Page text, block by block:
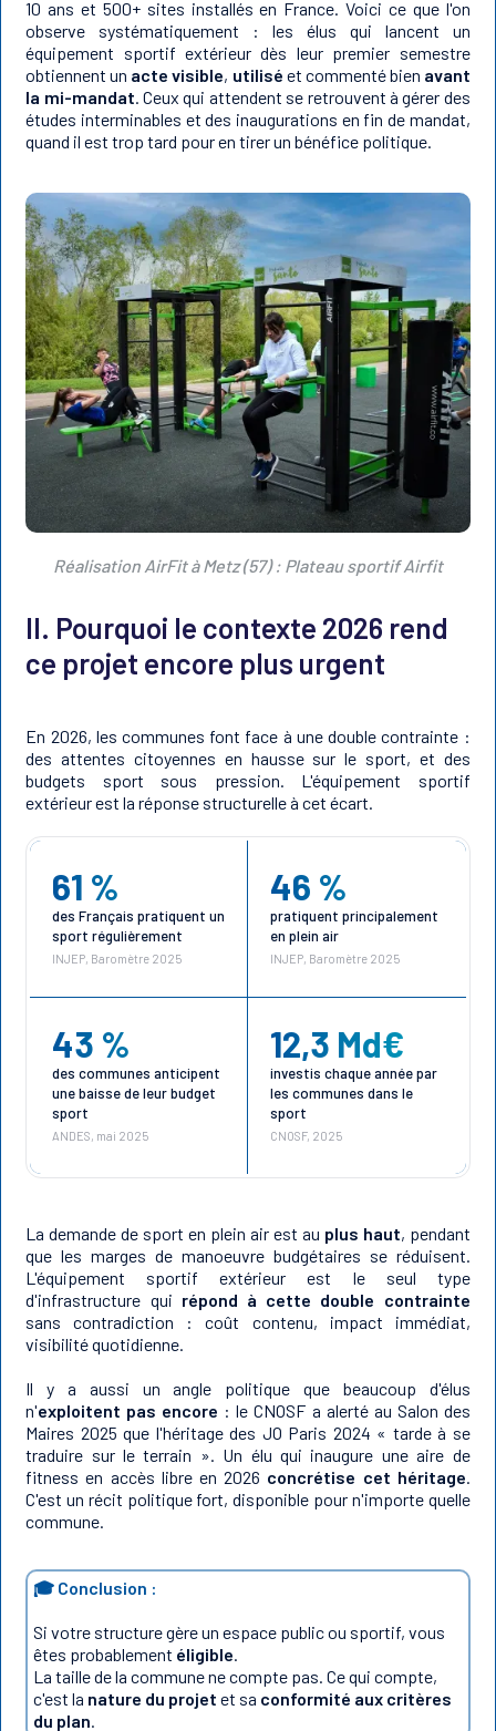
10 ans et 500+ sites installés en France. Voici ce que l'on
observe systématiquement : les élus qui lancent un
équipement sportif extérieur dès leur premier semestre
obtiennent un acte visible, utilisé et commenté bien avant
la mi-mandat. Ceux qui attendent se retrouvent à gérer des
études interminables et des inaugurations en fin de mandat,
quand il est trop tard pour en tirer un bénéfice politique.
Réalisation AirFit à Metz (57) : Plateau sportif Airfit
II. Pourquoi le contexte 2026 rend
ce projet encore plus urgent
En 2026, les communes font face à une double contrainte :
des attentes citoyennes en hausse sur le sport, et des
budgets sport sous pression. L'équipement sportif
extérieur est la réponse structurelle à cet écart.
61 %
des Français pratiquent un
sport régulièrement
INJEP, Baromètre 2025
46 %
pratiquent principalement
en plein air
INJEP, Baromètre 2025
43 %
des communes anticipent
une baisse de leur budget
sport
ANDES, mai 2025
12,3 Md€
investis chaque année par
les communes dans le
sport
CNOSF, 2025
La demande de sport en plein air est au plus haut, pendant
que les marges de manoeuvre budgétaires se réduisent.
L'équipement sportif extérieur est le seul type
d'infrastructure qui répond à cette double contrainte
sans contradiction : coût contenu, impact immédiat,
visibilité quotidienne.
Il y a aussi un angle politique que beaucoup d'élus
n'exploitent pas encore : le CNOSF a alerté au Salon des
Maires 2025 que l'héritage des JO Paris 2024 « tarde à se
traduire sur le terrain ». Un élu qui inaugure une aire de
fitness en accès libre en 2026 concrétise cet héritage
C'est un récit politique fort, disponible pour n'importe quelle
commune.
🎓 Conclusion :
Si votre structure gère un espace public ou sportif, vous
êtes probablement éligible
La taille de la commune ne compte pas. Ce qui compte,
c'est la nature du projet et sa conformité aux critères
du plan